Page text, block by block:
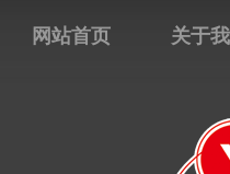
网站首页 关于